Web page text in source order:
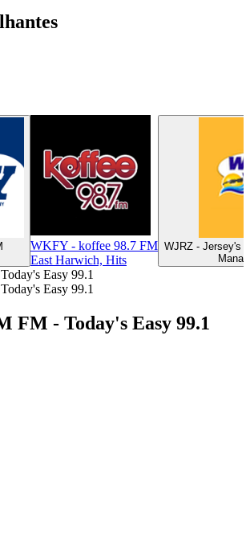
WKFY - koffee 98.7 FM
East Harwich, Hits
WJRZ - Jersey's
Easy 99.1
Easy 99.1
FM - Today's Easy 99.1